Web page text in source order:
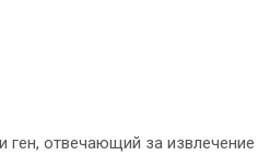
отвечающий за